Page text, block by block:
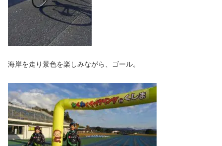
海岸を走り景色を楽しみながら、ゴール。